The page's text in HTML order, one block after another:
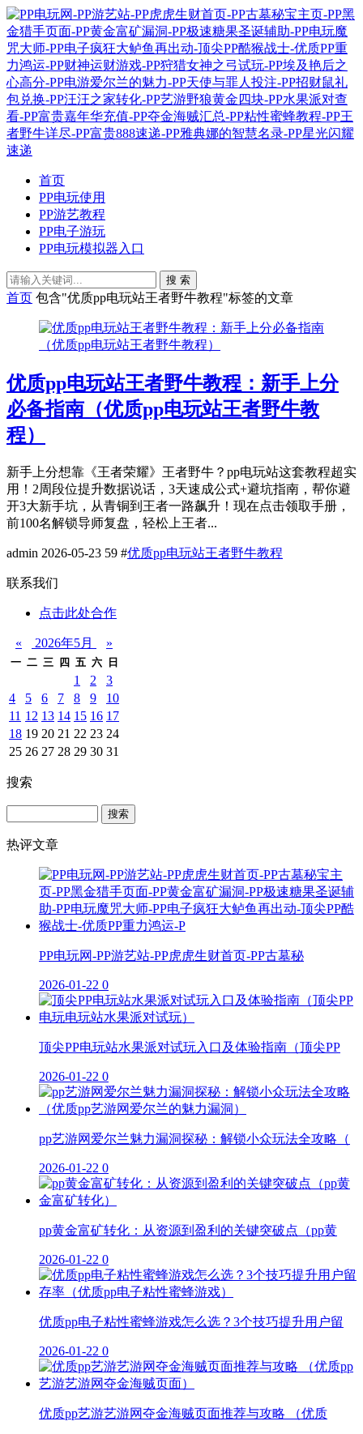
首页
PP电玩使用
PP游艺教程
PP电子游玩
PP电玩模拟器入口
搜 索
首页 包含"优质pp电玩站王者野牛教程"标签的文章
优质pp电玩站王者野牛教程：新手上分
必备指南（优质pp电玩站王者野牛教
程）
新手上分想靠《王者荣耀》王者野牛？pp电玩站这套教程超实
用！2周段位提升数据说话，3天速成公式+避坑指南，帮你避
开3大新手坑，从青铜到王者一路飙升！现在点击领取手册，
前100名解锁导师复盘，轻松上王者...
admin 2026-05-23 59 #优质pp电玩站王者野牛教程
联系我们
点击此处合作
« 2026年5月 »
一 二 三 四 五 六 日
1 2
3
4
5 6 7 8 9
10
11 12 13 14 15 16 17
18 19 20 21 22 23 24
25 26 27 28 29 30 31
搜索
热评文章
PP电玩网-PP游艺站-PP虎虎生财首页-PP古墓秘
2026-01-22 0
顶尖PP电玩站水果派对试玩入口及体验指南（顶尖PP
2026-01-22 0
pp艺游网爱尔兰魅力漏洞探秘：解锁小众玩法全攻略（
2026-01-22 0
pp黄金富矿转化：从资源到盈利的关键突破点（pp黄
2026-01-22 0
优质pp电子粘性蜜蜂游戏怎么选？3个技巧提升用户留
2026-01-22 0
优质pp艺游艺游网夺金海贼页面推荐与攻略 （优质